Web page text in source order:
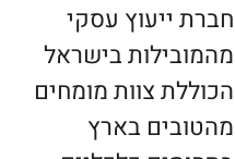
חברת ייעוץ עסקי
מהמובילות בישראל
הכוללת צוות מומחים
מהטובים בארץ